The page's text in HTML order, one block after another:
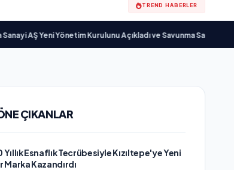
TREND HABERLER
Yeni Yönetim Kurulunu Açıkladı ve Savunma Sanayinde
ÇIKANLAR
Yıllık Esnaflık Tecrübesiyle Kızıltepe'ye Yeni
Marka Kazandırdı